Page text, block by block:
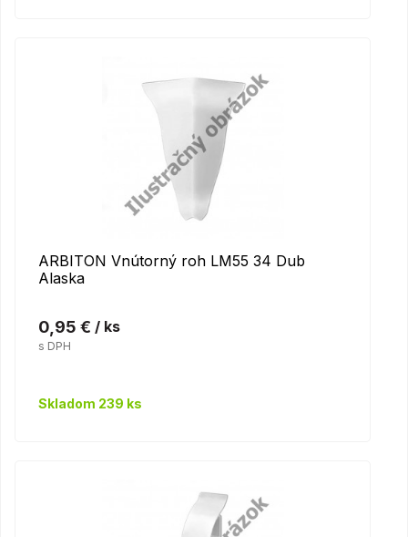
ARBITON Vnútorný roh LM55 34 Dub
Alaska
0,95 € / ks
s DPH
Skladom 239 ks